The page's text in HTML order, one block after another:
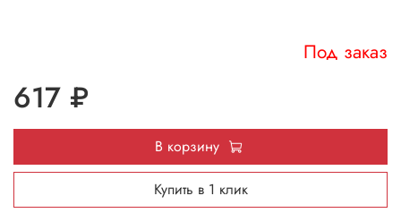
Под заказ
617 ₽
В корзину
Купить в 1 клик